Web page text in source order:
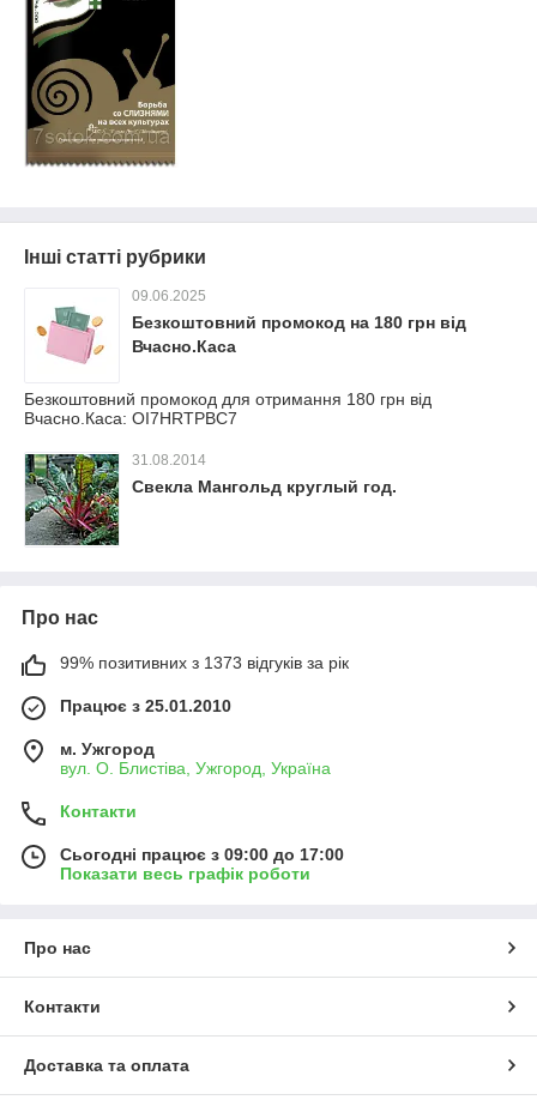
Інші статті рубрики
09.06.2025
Безкоштовний промокод на 180 грн від
Вчасно.Каса
Безкоштовний промокод для отримання 180 грн від
Вчасно.Каса: OI7HRTPBC7
31.08.2014
Свекла Мангольд круглый год.
Про нас
99% позитивних з 1373 відгуків за рік
Працює з 25.01.2010
м. Ужгород
вул. О. Блистіва, Ужгород, Україна
Контакти
Сьогодні працює з 09:00 до 17:00
Показати весь графік роботи
Про нас
Контакти
Доставка та оплата